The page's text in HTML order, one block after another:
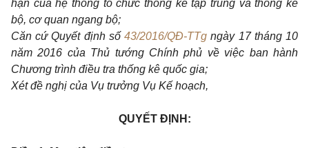
hạn của hệ thống tổ chức thống kê tập trung và thông kê
bộ, cơ quan ngang bộ;
Căn cứ Quyết định số43/2016/QĐ-TTg ngày 17 tháng 10
năm 2016 của Thủ tướng Chính phủ về việc ban hành
Chương trình điều tra thống kê quốc gia;
Xét đề nghị của Vụ trưởng Vụ Kế hoạch,
QUYẾT ĐỊNH: